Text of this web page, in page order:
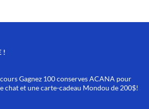
!
Gagnez 100 conserves ACANA pour
chat et une carte-cadeau Mondou de 200$!